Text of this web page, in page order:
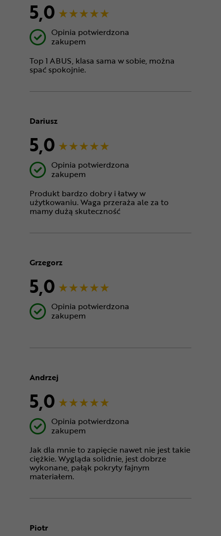
5,0
Opinia potwierdzona
zakupem
Top 1 ABUS, klasa sama w sobie, można
spać spokojnie.
Dariusz
5,0
Opinia potwierdzona
zakupem
Produkt bardzo dobry i łatwy w
użytkowaniu. Waga przeraża ale za to
mamy dużą skuteczność
Grzegorz
5,0
Opinia potwierdzona
zakupem
Andrzej
5,0
Opinia potwierdzona
zakupem
Jak dla mnie to zapięcie nawet nie jest takie
ciężkie. Wygląda solidnie, jest dobrze
wykonane, pałąk pokryty fajnym
materiałem.
Piotr